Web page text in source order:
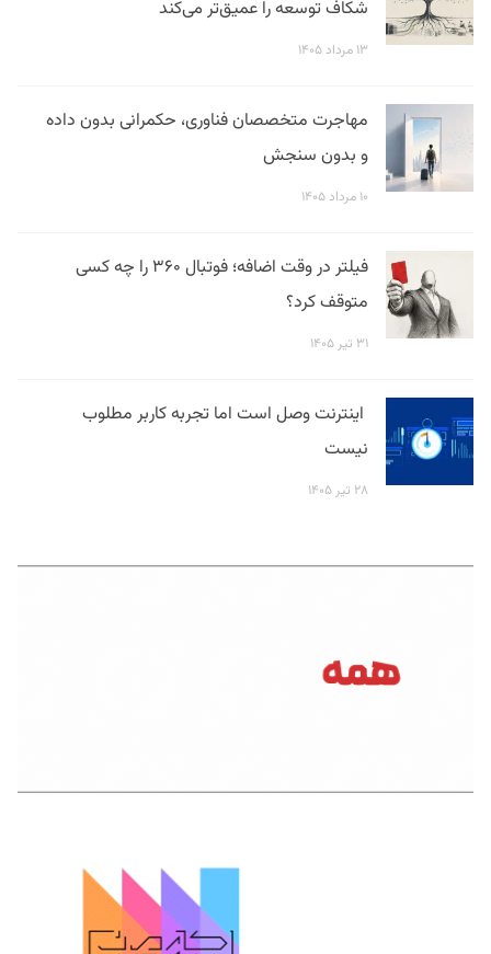
شکاف توسعه را عمیق‌تر می‌کند
۱۳ مرداد ۱۴۰۵
مهاجرت متخصصان فناوری، حکمرانی بدون داده
و بدون سنجش
۱۰ مرداد ۱۴۰۵
فیلتر در وقت اضافه؛ فوتبال ۳۶۰ را چه کسی
متوقف کرد؟
۳۱ تیر ۱۴۰۵
اینترنت وصل است اما تجربه کاربر مطلوب
نیست
۲۸ تیر ۱۴۰۵